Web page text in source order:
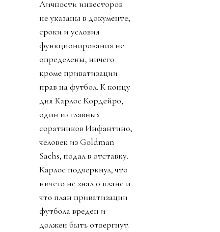
Личности инвесторов
не указаны в документе,
сроки и условия
функционирования не
определены, ничего
кроме приватизации
прав на футбол. К концу
дня Карлос Кордейро,
один из главных
соратников Инфантино,
человек из Goldman
Sachs, подал в отставку.
Карлос подчеркнул, что
ничего не знал о плане и
что план приватизации
футбола вреден и
должен быть отвергнут.